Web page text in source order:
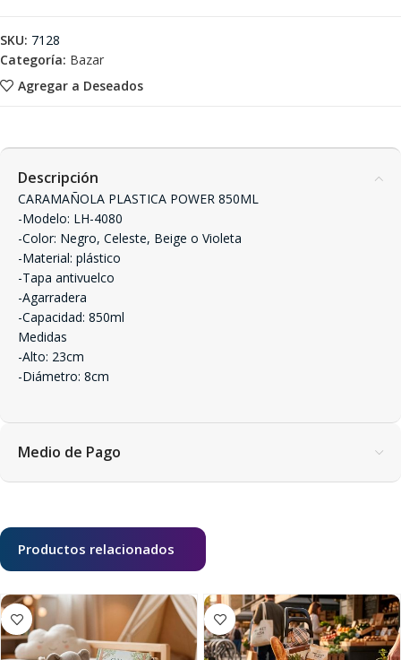
Agregar a Deseados
SKU: 7128
Categoría: Bazar
Descripción
CARAMAÑOLA PLASTICA POWER 850ML
-Modelo: LH-4080
-Color: Negro, Celeste, Beige o Violeta
-Material: plástico
-Tapa antivuelco
-Agarradera
-Capacidad: 850ml
Medidas
-Alto: 23cm
-Diámetro: 8cm
Medio de Pago
Productos relacionados